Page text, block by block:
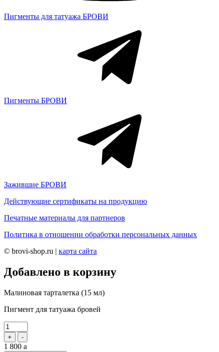
Пигменты для татуажа БРОВИ
Пигменты БРОВИ
Зажившие БРОВИ
Действующие сертификаты на продукцию
Печатные материалы для партнеров
Политика в отношении обработки персональных данных
© brovi-shop.ru | карта сайта
Добавлено в корзину
Малиновая тарталетка (15 мл)
Пигмент для татуажа бровей
+ -
1 800 a